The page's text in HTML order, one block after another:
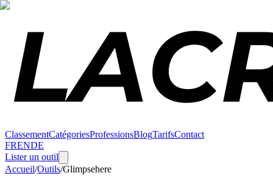
ClassementCatégoriesProfessionsBlogTarifsContact
FRENDE
Lister un outil
Accueil/Outils/Glimpsehere